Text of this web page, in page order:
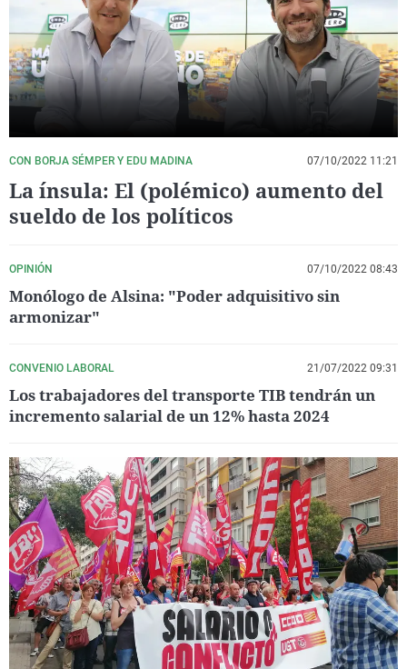
La rosa de los vientos
Gente viajera
Como el perro y el
Caso
Retornados
Equipo de
Operación Viuda
Extremadura
Galicia
La Rioja
País Vasco
Virales
Televisión
Elecciones
CON BORJA SÉMPER Y EDU MADINA 07/10/2022 11:21
La ínsula: El (polémico) aumento del
sueldo de los políticos
OPINIÓN 07/10/2022 08:43
Monólogo de Alsina: "Poder adquisitivo sin
armonizar"
CONVENIO LABORAL 21/07/2022 09:31
Los trabajadores del transporte TIB tendrán un
incremento salarial de un 12% hasta 2024